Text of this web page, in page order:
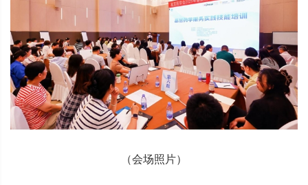
（会场照片）